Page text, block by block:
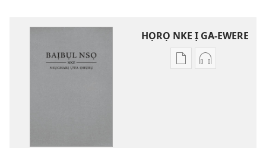
HỌRỌ NKE Ị GA-EWERE
Họrọ Họrọ